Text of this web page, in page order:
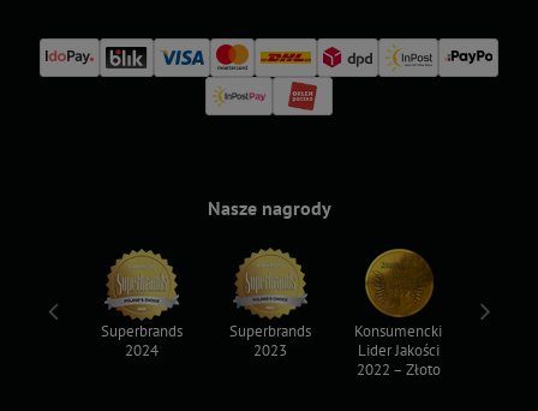
Nasze nagrody
Superbrands
2024
Superbrands
2023
Konsumencki
Lider Jakości
2022 – Złoto